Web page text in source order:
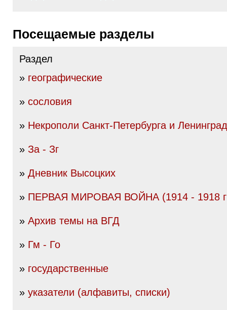
Посещаемые разделы
Раздел
» географические
» сословия
» Некрополи Санкт-Петербурга и
» За - Зг
» Дневник Высоцких
» ПЕРВАЯ МИРОВАЯ ВОЙНА (1914 - 1918
» Архив темы на ВГД
» Гм - Го
» государственные
» указатели (алфавиты, списки)